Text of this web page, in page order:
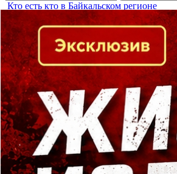
Кто есть кто в Байкальском регионе